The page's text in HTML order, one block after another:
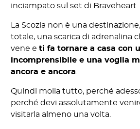
inciampato sul set di Braveheart.
La Scozia non è una
totale, una scarica di adrenalina
vene eti fa tornare a casa con
incomprensibile e una voglia
ancora e ancora
Quindi molla tutto, perché
perché devi assolutamente
visitarla almeno una volta.